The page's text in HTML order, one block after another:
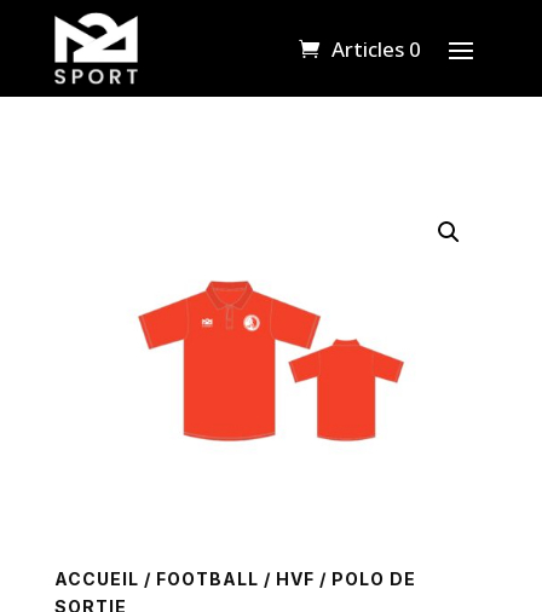
Articles 0
ACCUEIL / FOOTBALL / HVF / POLO DE
SORTIE